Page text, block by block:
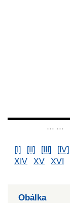
… …
[I] [II] [III] [IV]
XIV
XV XVI
Obálka